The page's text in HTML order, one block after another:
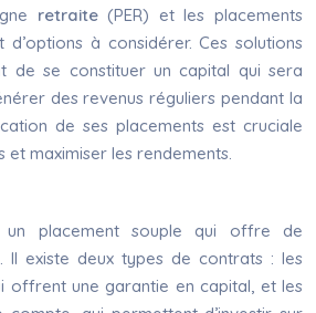
retraite (PER) et les placements
à considérer. Ces solutions
de se constituer un capital qui sera
des revenus réguliers pendant la
de ses placements est cruciale
et maximiser les rendements.
un placement souple qui offre de
Il existe deux types de contrats : les
offrent une garantie en capital, et les